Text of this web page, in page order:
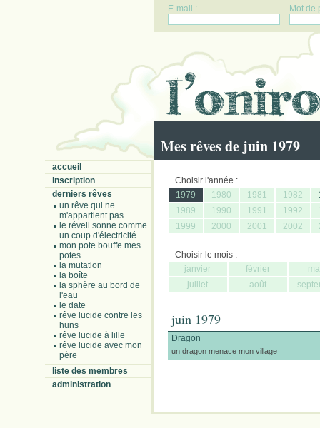
E-mail : Mot de
Mes rêves de juin 1979
accueil
inscription
derniers rêves
un rêve qui ne
m'appartient pas
le réveil sonne comme
un coup d'électricité
mon pote bouffe mes
potes
la mutation
la boîte
la sphère au bord de
l'eau
le date
rêve lucide contre les
huns
rêve lucide à lille
rêve lucide avec mon
père
liste des membres
administration
Choisir l'année :
1979
1980 1981 1982
1989
1990 1991 1992
1999
2000 2001 2002
Choisir le mois :
janvier
février
juillet
août
juin 1979
Dragon
un dragon menace mon village